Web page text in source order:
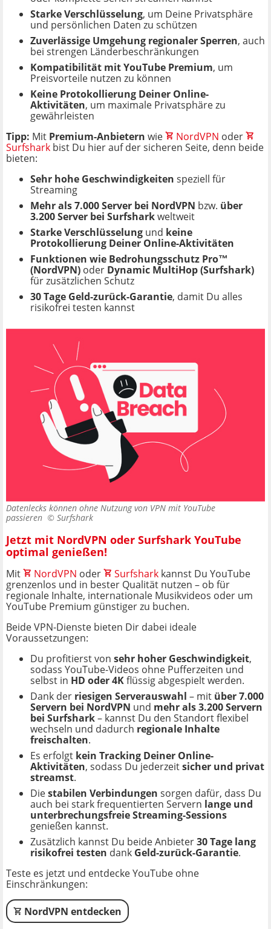
Starke Verschlüsselung, um Deine Privatsphäre
und persönlichen Daten zu schützen
Zuverlässige Umgehung regionaler Sperren, auch
bei strengen Länderbeschränkungen
Kompatibilität mit YouTube Premium, um
Preisvorteile nutzen zu können
Keine Protokollierung Deiner Online-
Aktivitäten, um maximale Privatsphäre zu
gewährleisten
Tipp: Mit Premium-Anbietern wie NordVPN oder
Surfshark bist Du hier auf der sicheren Seite, denn beide
bieten:
Sehr hohe Geschwindigkeiten speziell für
Streaming
Mehr als 7.000 Server bei NordVPN bzw. über
3.200 Server bei Surfsharkweltweit
Starke Verschlüsselung und keine
Protokollierung Deiner Online-Aktivitäten
Funktionen wie Bedrohungsschutz Pro™
(NordVPN) oder Dynamic MultiHop (Surfshark)
für zusätzlichen Schutz
30 Tage Geld-zurück-Garantie, damit Du alles
risikofrei testen kannst
Datenlecks können ohne Nutzung von VPN mit YouTube
passieren © Surfshark
Jetzt mit NordVPN oder Surfshark YouTube
optimal genießen!
Mit NordVPN oder Surfshark kannst Du YouTube
grenzenlos und in bester Qualität nutzen – ob für
regionale Inhalte, internationale Musikvideos oder um
YouTube Premium günstiger zu buchen.
Beide VPN-Dienste bieten Dir dabei ideale
Voraussetzungen:
Du profitierst von sehr hoher Geschwindigkeit,
sodass YouTube-Videos ohne Pufferzeiten und
selbst in HD oder 4Kflüssig abgespielt werden.
Dank der riesigen Serverauswahl – mit über 7.000
Servern bei NordVPN und mehr als 3.200 Servern
bei Surfshark– kannst Du den Standort flexibel
wechseln und dadurch regionale Inhalte
freischalten.
Es erfolgt kein Tracking Deiner Online-
Aktivitäten, sodass Du jederzeitsicher und privat
streamst.
Diestabilen Verbindungen sorgen dafür, dass Du
auch bei stark frequentierten Servern lange und
unterbrechungsfreie Streaming-Sessions
genießen kannst.
Zusätzlich kannst Du beide Anbieter30 Tage lang
risikofrei testen dank Geld-zurück-Garantie.
Teste es jetzt und entdecke YouTube ohne
Einschränkungen:
NordVPN entdecken